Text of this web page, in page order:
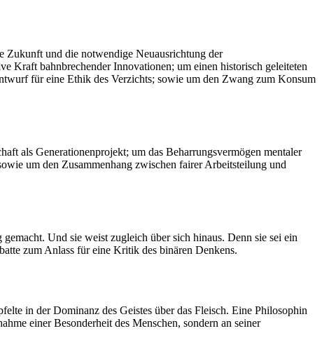
Zukunft und die notwendige Neuausrichtung der
Kraft bahnbrechender Innovationen; um einen historisch geleiteten
für eine Ethik des Verzichts; sowie um den Zwang zum Konsum
als Generationenprojekt; um das Beharrungsvermögen mentaler
um den Zusammenhang zwischen fairer Arbeitsteilung und
Und sie weist zugleich über sich hinaus. Denn sie sei ein
zum Anlass für eine Kritik des binären Denkens.
in der Dominanz des Geistes über das Fleisch. Eine Philosophin
einer Besonderheit des Menschen, sondern an seiner